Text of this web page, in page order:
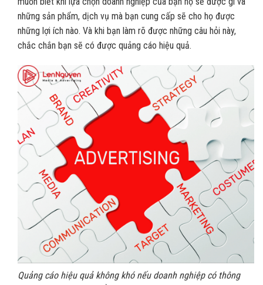
những sản phẩm, dịch vụ mà bạn cung cấp sẽ cho họ được
những lợi ích nào. Và khi bạn làm rõ được những câu hỏi này,
chắc chắn bạn sẽ có được quảng cáo hiệu quả.
Quảng cáo hiệu quả không khó nếu doanh nghiệp có thông